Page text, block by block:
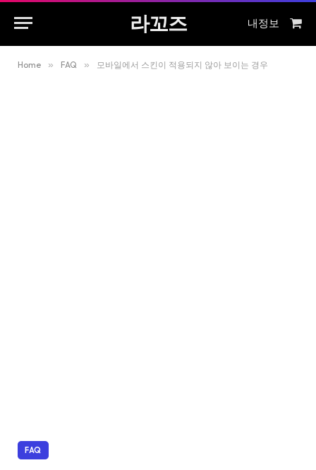
라꼬즈 내정보
Cart
Home » FAQ » 모바일에서 스킨이 적용되지 않아 보이는 경우
FAQ